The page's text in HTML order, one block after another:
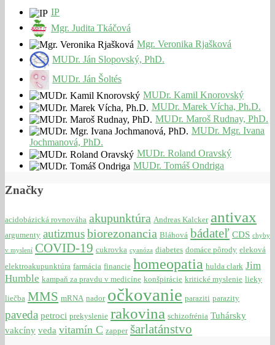
IP
Mgr. Judita Tkáčová
Mgr. Veronika Rjašková
MUDr. Ján Slopovský, PhD.
MUDr. Ján Šoltés
MUDr. Kamil Knorovský
MUDr. Marek Vícha, Ph.D.
MUDr. Maroš Rudnay, PhD.
MUDr. Mgr. Ivana
Jochmanová, PhD.
MUDr. Roland Oravský
MUDr. Tomáš Ondriga
Značky
acidobázická rovnováha akupunktúra Andreas Kalcker antivax
argumenty autizmusbiorezonancia Bláhová bádateľ CDS chyby
v myslení COVID-19 cukrovka cyanóza diabetes domáce pôrody eleková
elektroakupunktúra farmácia financie homeopatia hulda clark Jim
Humble kampaň za pravdu v medicíne konšpirácie kritické myslenie lieky
liečba MMS mRNA nador očkovanie paraziti parazity
paveda petroci prekyslenie rakovina schizofrénia Tuhársky
vakcíny veda vitamín C zapper šarlatánstvo